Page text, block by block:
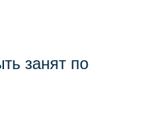
занят по